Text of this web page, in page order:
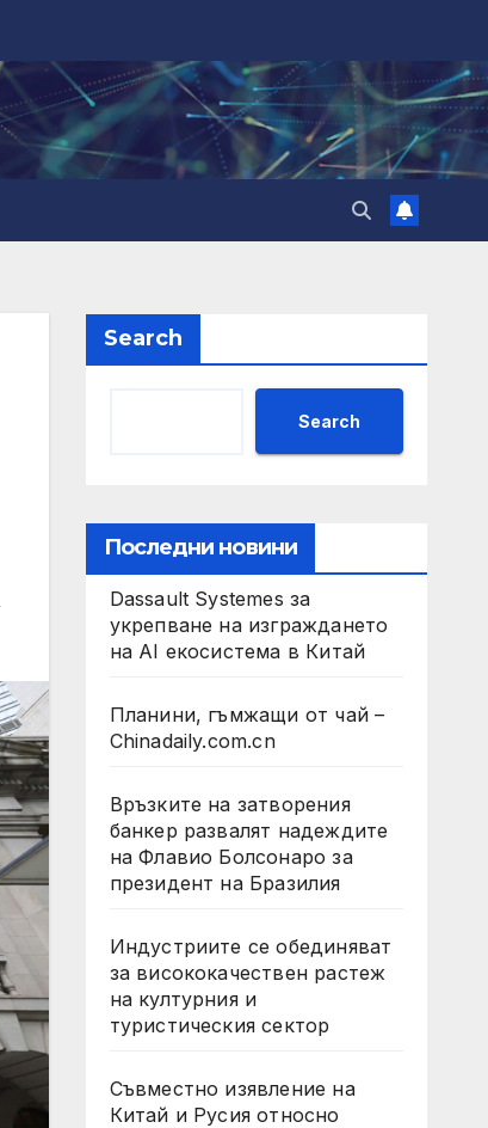
Search
Search
Последни новини
Dassault Systemes за
укрепване на изграждането
на AI екосистема в Китай
Планини, гъмжащи от чай –
Chinadaily.com.cn
Връзките на затворения
банкер развалят надеждите
на Флавио Болсонаро за
президент на Бразилия
Индустриите се обединяват
за висококачествен растеж
на културния и
туристическия сектор
Съвместно изявление на
Китай и Русия относно